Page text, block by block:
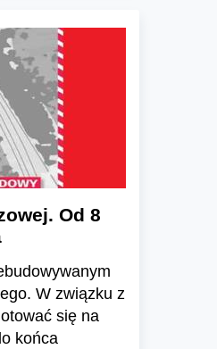
Od 8
W związku z
się na
końca